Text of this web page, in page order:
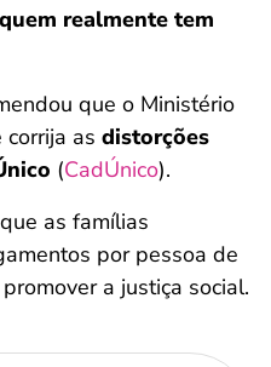
realmente tem
que o Ministério
as distorções
(CadÚnico).
as famílias
por pessoa de
a justiça social.